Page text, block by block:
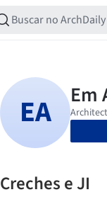
Creches e JI